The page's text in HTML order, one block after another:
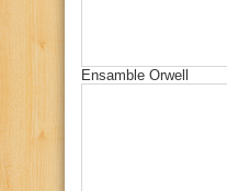
Ensamble Orwell